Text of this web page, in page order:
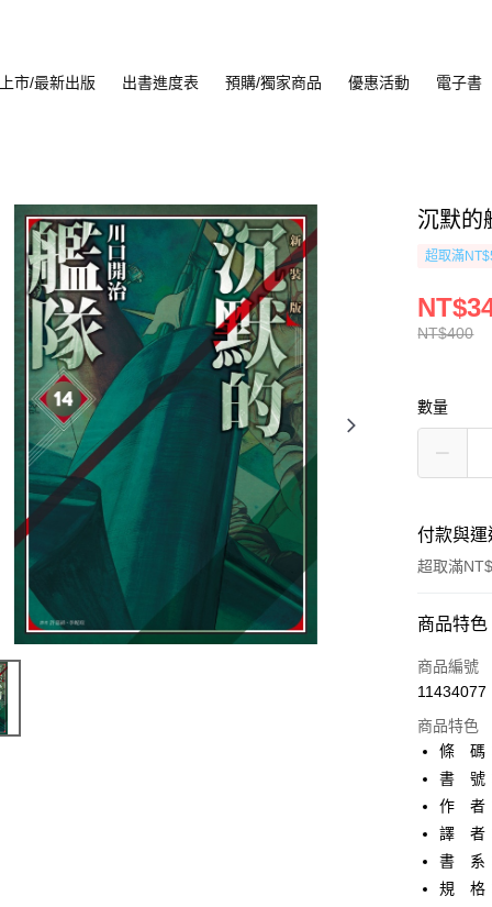
市/最新出版 出書進度表 預購/獨家商品 優惠活動 電子書
沉默的
超取滿
NT$400
數量
付款與
超取滿
付款方式
信用卡一
AFTEE先
相關說明
AFTEE先
便利好安
１．簡單
２．便利
３．安心
ATM付款
運送方式
商品特色
商品編號
11434077
商品特色
條 碼
書 號
作 者
譯 者
書 系
規 格